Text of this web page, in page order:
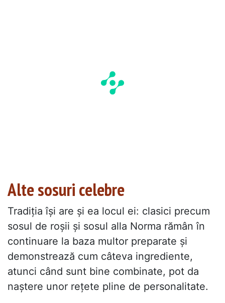
Alte sosuri celebre
Tradiția își are și ea locul ei: clasici precum
sosul de roșii și sosul alla Norma rămân în
continuare la baza multor preparate și
demonstrează cum câteva ingrediente,
atunci când sunt bine combinate, pot da
naștere unor rețete pline de personalitate.